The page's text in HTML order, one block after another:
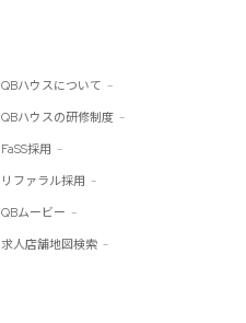
QBハウスについて
QBハウスの研修制度
FaSS採用
リファラル採用
QBムービー
求人店舗地図検索